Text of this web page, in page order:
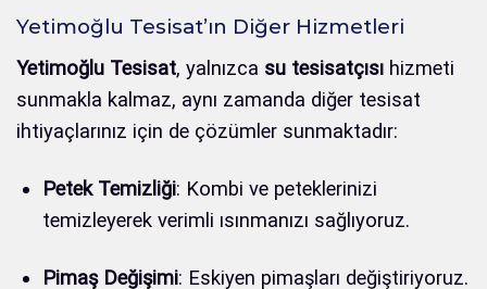
Yetimoğlu Tesisat’ın Diğer Hizmetleri
Yetimoğlu Tesisat, yalnızca su tesisatçısı hizmeti
sunmakla kalmaz, aynı zamanda diğer tesisat
ihtiyaçlarınız için de çözümler sunmaktadır:
Petek Temizliği: Kombi ve peteklerinizi
temizleyerek verimli ısınmanızı sağlıyoruz.
Pimaş Değişimi: Eskiyen pimaşları değiştiriyoruz.